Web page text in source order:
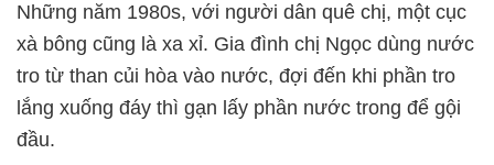
Những năm 1980s, với người dân quê chị, một cục
xà bông cũng là xa xỉ. Gia đình chị Ngọc dùng nước
tro từ than củi hòa vào nước, đợi đến khi phần tro
lắng xuống đáy thì gạn lấy phần nước trong để gội
đầu.